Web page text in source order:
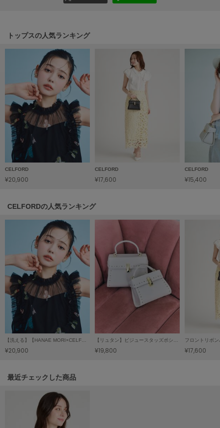
HOKA ONEONE
ホカ オネオネ
KEEN
キーン
LAATO
ラート
le
ルコックスポルティフ
レスポートサック
LILY BROWN
リリーブラウン
LILY BROWN Lingerie
リリーブラウンランジェリー
LITTLE UNION TOKYO
リトルユニオン トウキョウ
made of Organics
MICHU COQUETTE
MIESROHE
ミースロエ
トップスの人気ランキング
CELFORD
¥20,900
CELFORD
¥17,600
CELFORD
¥15,400
CELFORDの人気ランキング
¥20,900 ¥19,800
フロントリボ
¥17,600
関連記事
最近チェックした商品